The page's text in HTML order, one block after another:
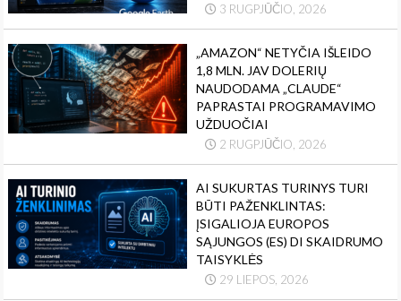
3 RUGPJŪČIO, 2026
„AMAZON“ NETYČIA IŠLEIDO
1,8 MLN. JAV DOLERIŲ
NAUDODAMA „CLAUDE“
PAPRASTAI PROGRAMAVIMO
UŽDUOČIAI
2 RUGPJŪČIO, 2026
AI SUKURTAS TURINYS TURI
BŪTI PAŽENKLINTAS:
ĮSIGALIOJA EUROPOS
SĄJUNGOS (ES) DI SKAIDRUMO
TAISYKLĖS
29 LIEPOS, 2026